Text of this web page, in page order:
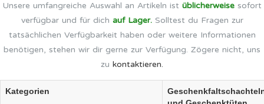
Unsere umfangreiche Auswahl an Artikeln ist üblicherweise sofort
verfügbar und für dich auf Lager.Solltest du Fragen zur
tatsächlichen Verfügbarkeit haben oder weitere Informationen
benötigen, stehen wir dir gerne zur Verfügung. Zögere nicht, uns
zu kontaktieren.
Kategorien